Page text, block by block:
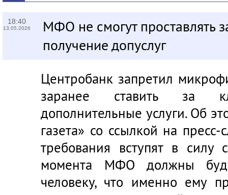
18:40
13.05.2026
МФО не смогут проставлять
получение допуслуг
Центробанк запретил
заранее ставить за
дополнительные услуги. Об
газета» со ссылкой на пресс-
требования вступят в силу
момента МФО должны
человеку, что именно ему